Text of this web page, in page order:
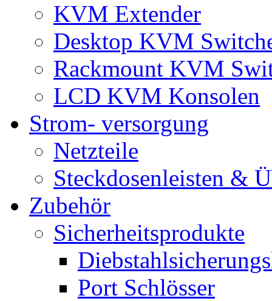
KVM Extender
Desktop KVM
Rackmount KVM
LCD KVM Konsolen
Strom- versorgung
Netzteile
Steckdosenleisten &
Zubehör
Sicherheitsprodukte
Port Schlösser